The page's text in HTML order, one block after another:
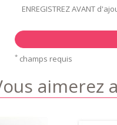
ENREGISTREZ AVANT
*champs requis
aimerez